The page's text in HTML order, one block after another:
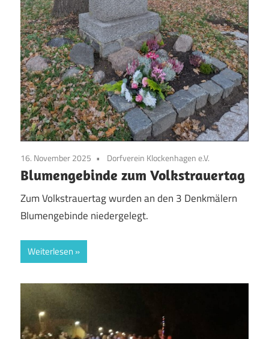
16. November 2025 Dorfverein Klockenhagen e.V.
Blumengebinde zum Volkstrauertag
Zum Volkstrauertag wurden an den 3 Denkmälern
Blumengebinde niedergelegt.
Weiterlesen